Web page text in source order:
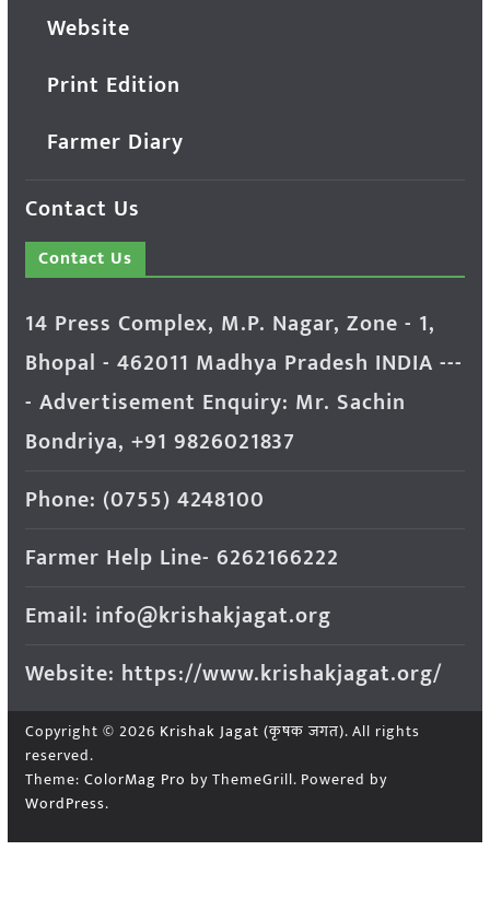
Website
Print Edition
Farmer Diary
Contact Us
Contact Us
14 Press Complex, M.P. Nagar, Zone - 1,
Bhopal - 462011 Madhya Pradesh INDIA ---
- Advertisement Enquiry: Mr. Sachin
Bondriya, +91 9826021837
Phone: (0755) 4248100
Farmer Help Line- 6262166222
Email: info@krishakjagat.org
Website: https://www.krishakjagat.org/
Copyright © 2026 Krishak Jagat (कृषक जगत). All rights
reserved.
Theme: ColorMag Pro by ThemeGrill. Powered by
WordPress.